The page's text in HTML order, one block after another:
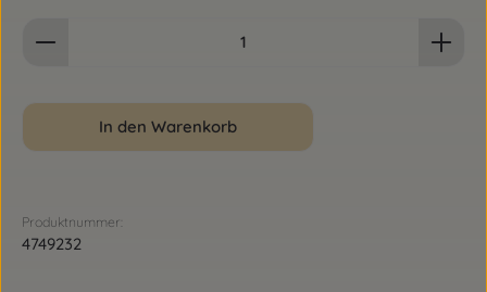
In den Warenkorb
Produktnummer:
4749232